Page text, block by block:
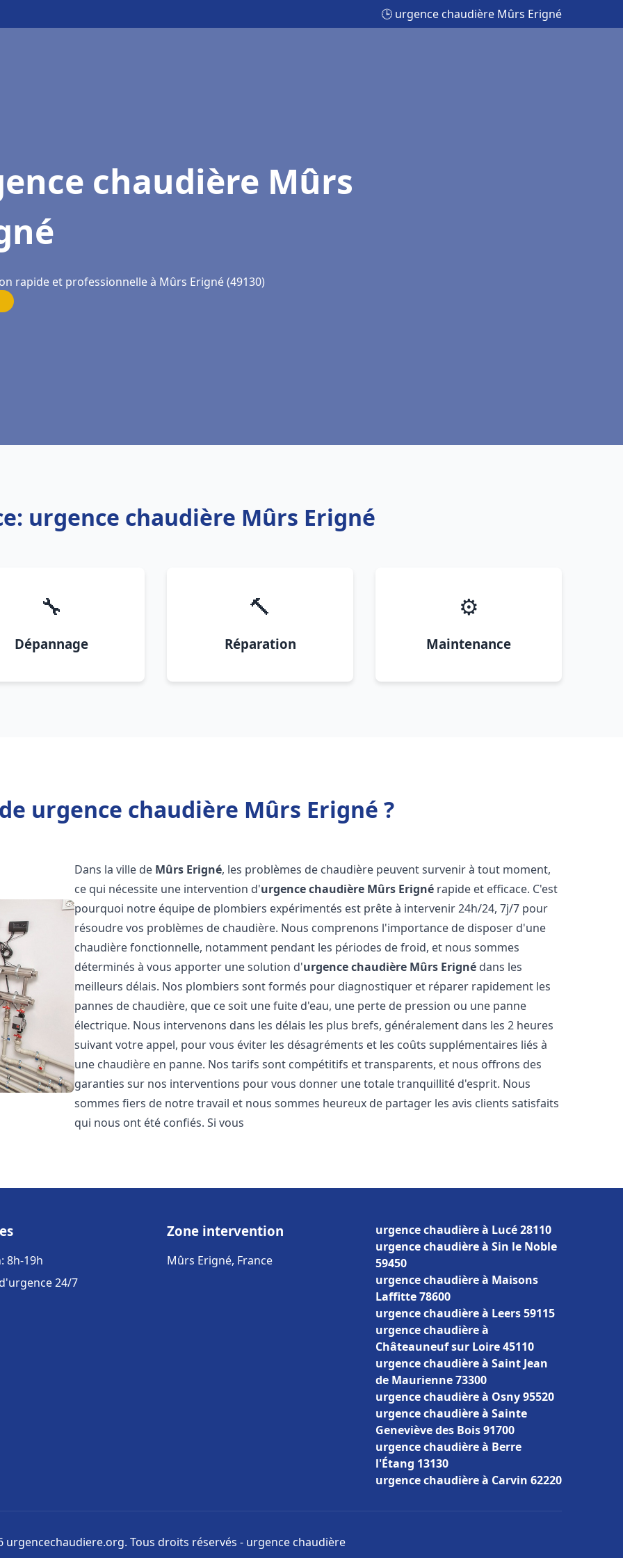
🕒 urgence chaudière Mûrs Erigné
chaudière Mûrs
rapide et professionnelle à Mûrs Erigné (49130)
urgence chaudière Mûrs Erigné
🔧
Dépannage
🔨
Réparation
⚙️
Maintenance
urgence chaudière Mûrs Erigné ?
Dans la ville de Mûrs Erigné, les problèmes de chaudière peuvent survenir à tout moment,
ce qui nécessite une intervention d'urgence chaudière Mûrs Erigné rapide et efficace. C'est
pourquoi notre équipe de plombiers expérimentés est prête à intervenir 24h/24, 7j/7 pour
résoudre vos problèmes de chaudière. Nous comprenons l'importance de disposer d'une
chaudière fonctionnelle, notamment pendant les périodes de froid, et nous sommes
déterminés à vous apporter une solution d'urgence chaudière Mûrs Erigné dans les
meilleurs délais. Nos plombiers sont formés pour diagnostiquer et réparer rapidement les
pannes de chaudière, que ce soit une fuite d'eau, une perte de pression ou une panne
électrique. Nous intervenons dans les délais les plus brefs, généralement dans les 2 heures
suivant votre appel, pour vous éviter les désagréments et les coûts supplémentaires liés à
une chaudière en panne. Nos tarifs sont compétitifs et transparents, et nous offrons des
garanties sur nos interventions pour vous donner une totale tranquillité d'esprit. Nous
sommes fiers de notre travail et nous sommes heureux de partager les avis clients satisfaits
qui nous ont été confiés. Si vous
8h-19h
24/7
Zone intervention
Mûrs Erigné, France
urgence chaudière à Lucé 28110
urgence chaudière à Sin le Noble
59450
urgence chaudière à Maisons
Laffitte 78600
urgence chaudière à Leers 59115
urgence chaudière à
Châteauneuf sur Loire 45110
urgence chaudière à Saint Jean
de Maurienne 73300
urgence chaudière à Osny 95520
urgence chaudière à Sainte
Geneviève des Bois 91700
urgence chaudière à Berre
l'Étang 13130
urgence chaudière à Carvin 62220
urgencechaudiere.org. Tous droits réservés - urgence chaudière